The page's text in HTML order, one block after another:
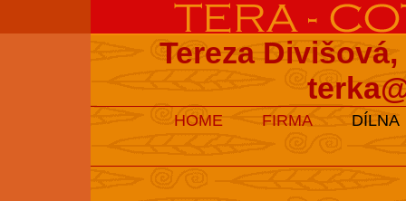
Tereza
HOME FIRMA DÍLNA